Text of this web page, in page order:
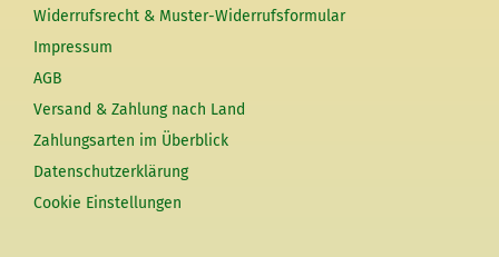
Widerrufsrecht & Muster-Widerrufsformular
Impressum
AGB
Versand & Zahlung nach Land
Zahlungsarten im Überblick
Datenschutzerklärung
Cookie Einstellungen